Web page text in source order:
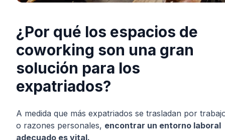
¿Por qué los espacios de
coworking son una gran
solución para los
expatriados?
A medida que más expatriados se trasladan por
o razones personales, encontrar un entorno laboral
adecuado es vital.